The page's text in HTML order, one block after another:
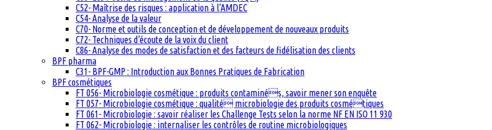
C52- Maîtrise des risques : application à l’AMDEC
C54- Analyse de la valeur
C70- Norme et outils de conception et de développement de nouveaux produits
C72- Techniques d’écoute de la voix du client
C86- Analyse des modes de satisfaction et des facteurs de fidélisation des clients
BPF pharma
C31- BPF-GMP : Introduction aux Bonnes Pratiques de Fabrication
BPF cosmétiques
FT 056- Microbiologie cosmétique : produits contaminés, savoir mener son enquête
FT 057- Microbiologie cosmétique : qualité microbiologie des produits cosmétiques
FT 061- Microbiologie : savoir réaliser les Challenge Tests selon la norme NF EN ISO 11 930
FT 062- Microbiologie : internaliser les contrôles de routine microbiologiques